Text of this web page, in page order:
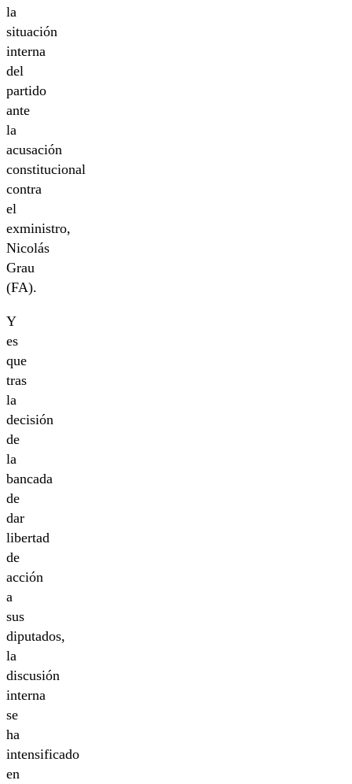
la
situación
interna
del
partido
ante
la
acusación
constitucional
contra
el
exministro,
Nicolás
Grau
(FA).
Y
es
que
tras
la
decisión
de
la
bancada
de
dar
libertad
de
acción
a
sus
diputados,
la
discusión
interna
se
ha
intensificado
en